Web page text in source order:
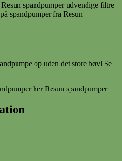
spandpumper udvendige filtre
spandpumper fra Resun
op uden det store bøvl Se
her Resun spandpumper